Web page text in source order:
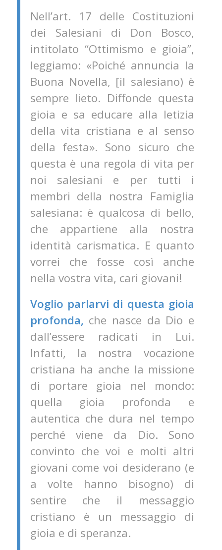
Nell’art. 17 delle Costituzioni
dei Salesiani di Don Bosco,
intitolato “Ottimismo e gioia”,
leggiamo: «Poiché annuncia la
Buona Novella, [il salesiano) è
sempre lieto. Diffonde questa
gioia e sa educare alla letizia
della vita cristiana e al senso
della festa». Sono sicuro che
questa è una regola di vita per
noi salesiani e per tutti i
membri della nostra Famiglia
salesiana: è qualcosa di bello,
che appartiene alla nostra
identità carismatica. E quanto
vorrei che fosse così anche
nella vostra vita, cari giovani!
Voglio parlarvi di questa gioia
profonda, che nasce da Dio e
dall’essere radicati in Lui.
Infatti, la nostra vocazione
cristiana ha anche la missione
di portare gioia nel mondo:
quella gioia profonda e
autentica che dura nel tempo
perché viene da Dio. Sono
convinto che voi e molti altri
giovani come voi desiderano (e
a volte hanno bisogno) di
sentire che il messaggio
cristiano è un messaggio di
gioia e di speranza.